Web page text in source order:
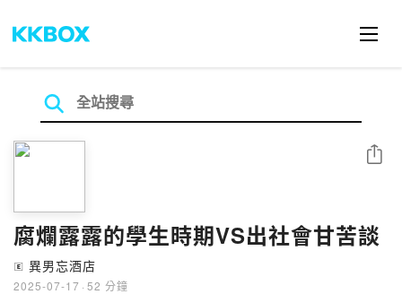
腐爛露露的學生時期VS出社會甘苦談
🄴 異男忘酒店
2025-07-17 · 52 分鐘
分享